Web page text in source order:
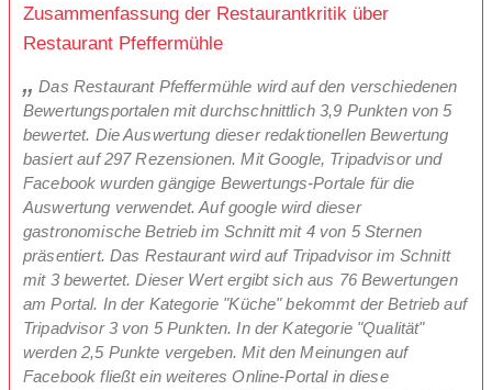
Zusammenfassung der Restaurantkritik über
Restaurant Pfeffermühle
Das Restaurant Pfeffermühle wird auf den verschiedenen
Bewertungsportalen mit durchschnittlich 3,9 Punkten von 5
bewertet. Die Auswertung dieser redaktionellen Bewertung
basiert auf 297 Rezensionen. Mit Google, Tripadvisor und
Facebook wurden gängige Bewertungs-Portale für die
Auswertung verwendet. Auf google wird dieser
gastronomische Betrieb im Schnitt mit 4 von 5 Sternen
präsentiert. Das Restaurant wird auf Tripadvisor im Schnitt
mit 3 bewertet. Dieser Wert ergibt sich aus 76 Bewertungen
am Portal. In der Kategorie "Küche" bekommt der Betrieb auf
Tripadvisor 3 von 5 Punkten. In der Kategorie "Qualität"
werden 2,5 Punkte vergeben. Mit den Meinungen auf
Facebook fließt ein weiteres Online-Portal in diese